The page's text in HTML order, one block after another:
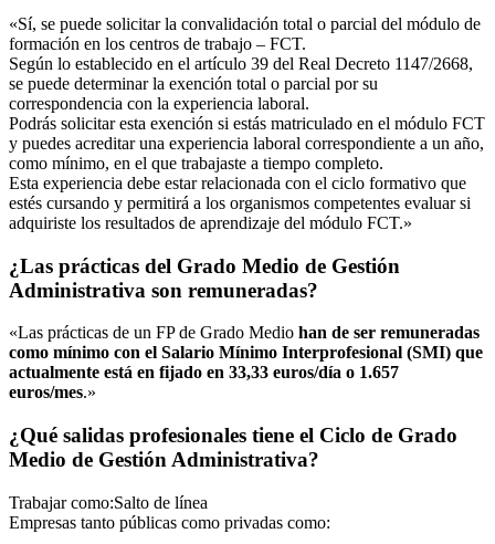
«Sí, se puede solicitar la convalidación total o parcial del módulo de
formación en los centros de trabajo – FCT.
Según lo establecido en el artículo 39 del Real Decreto 1147/2668,
se puede determinar la exención total o parcial por su
correspondencia con la experiencia laboral.
Podrás solicitar esta exención si estás matriculado en el módulo FCT
y puedes acreditar una experiencia laboral correspondiente a un año,
como mínimo, en el que trabajaste a tiempo completo.
Esta experiencia debe estar relacionada con el ciclo formativo que
estés cursando y permitirá a los organismos competentes evaluar si
adquiriste los resultados de aprendizaje del módulo FCT.»
¿Las prácticas del Grado Medio de Gestión
Administrativa son remuneradas?
«Las prácticas de un FP de Grado Medio han de ser remuneradas
como mínimo con el Salario Mínimo Interprofesional (SMI) que
actualmente está en fijado en 33,33 euros/día o 1.657
euros/mes.»
¿Qué salidas profesionales tiene el Ciclo de Grado
Medio de Gestión Administrativa?
Trabajar como:Salto de línea
Empresas tanto públicas como privadas como: